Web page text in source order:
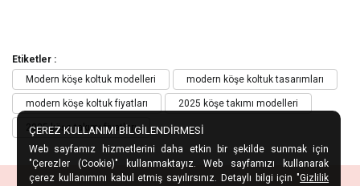
Etiketler :
Modern köşe koltuk modelleri
modern köşe koltuk tasarımları
modern köşe koltuk fiyatları 2025 köşe takımı modelleri
2025 köşe takımı fiyatları
ÇEREZ KULLANIMI BİLGİLENDİRMESİ
Web sayfamız hizmetlerini daha etkin bir şekilde sunmak için
"Çerezler (Cookie)" kullanmaktayız. Web sayfamızı kullanarak
çerez kullanımını kabul etmiş sayılırsınız. Detaylı bilgi için "Gizlilik